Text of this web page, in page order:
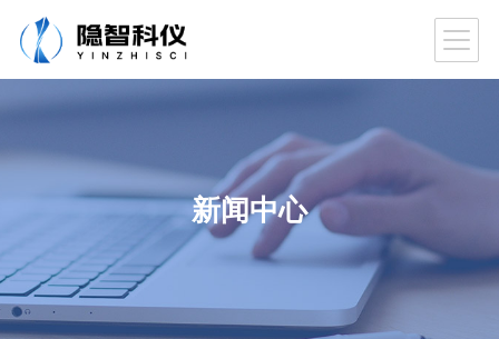
新闻中心